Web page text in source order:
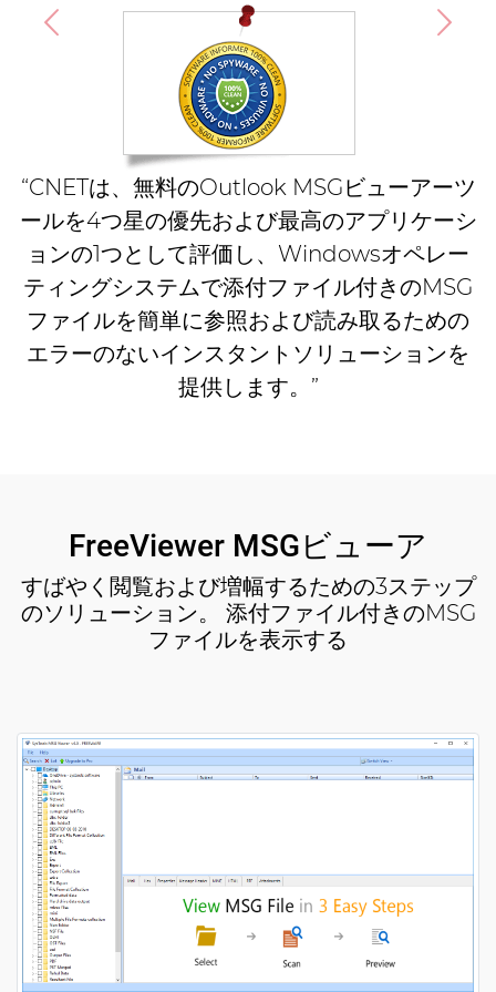
“CNETは、無料のOutlook MSGビューアーツ
ールを4つ星の優先および最高のアプリケーシ
ョンの1つとして評価し、Windowsオペレー
ティングシステムで添付ファイル付きのMSG
ファイルを簡単に参照および読み取るための
エラーのないインスタントソリューションを
提供します。”
FreeViewer MSGビューア
すばやく閲覧および増幅するための3ステップ
のソリューション。 添付ファイル付きのMSG
ファイルを表示する